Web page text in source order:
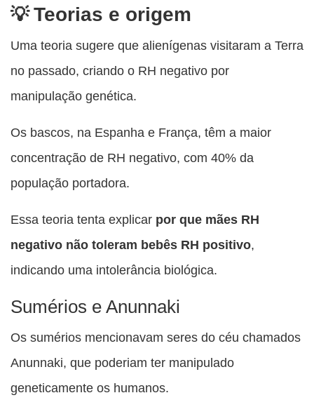
Teorias e origem
Uma teoria sugere que alienígenas visitaram a Terra
no passado, criando o RH negativo por
manipulação genética.
Os bascos, na Espanha e França, têm a maior
concentração de RH negativo, com 40% da
população portadora.
Essa teoria tenta explicar por que mães RH
negativo não toleram bebês RH positivo,
indicando uma intolerância biológica.
Sumérios e Anunnaki
Os sumérios mencionavam seres do céu chamados
Anunnaki, que poderiam ter manipulado
geneticamente os humanos.